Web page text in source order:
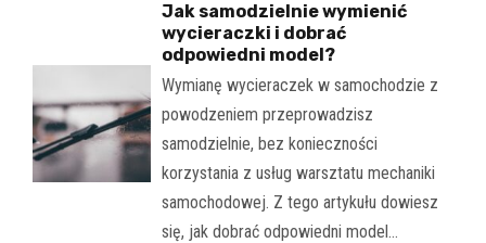
Jak samodzielnie wymienić
wycieraczki i dobrać
odpowiedni model?
Wymianę wycieraczek w samochodzie z
powodzeniem przeprowadzisz
samodzielnie, bez konieczności
korzystania z usług warsztatu mechaniki
samochodowej. Z tego artykułu dowiesz
się, jak dobrać odpowiedni model…